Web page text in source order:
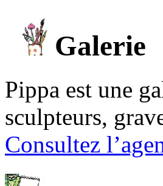
Galerie
Pippa est une
sculpteurs,
Consultez